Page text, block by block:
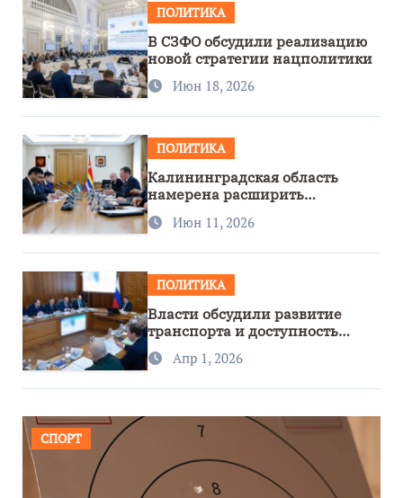
ПОЛИТИКА
В СЗФО обсудили реализацию
новой стратегии нацполитики
Июн 18, 2026
ПОЛИТИКА
Калининградская область
намерена расширить
сотрудничество с Узбекистаном
Июн 11, 2026
ПОЛИТИКА
Власти обсудили развитие
транспорта и доступность
региона
Апр 1, 2026
СПОРТ